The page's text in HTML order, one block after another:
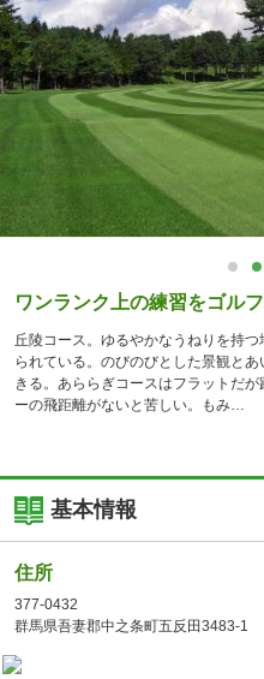
ワンランク上の練習をゴルフ
丘陵コース。ゆるやかなうねりを持
られている。のびのびとした景観と
きる。あららぎコースはフラットだ
ーの飛距離がないと苦しい。もみ
基本情報
住所
377-0432
群馬県吾妻郡中之条町五反田3483-1